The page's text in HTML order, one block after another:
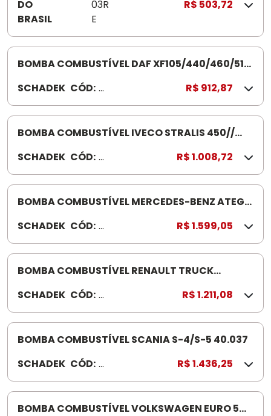
DO
BRASIL
03R
E
R$ 503,72
BOMBA COMBUSTÍVEL DAF XF105/440/460/510
SCHADEK CÓD: 4
0.
03
9
R$ 912,87
BOMBA COMBUSTÍVEL IVECO STRALIS 450//
SCHADEK CÓD: 4
0.
0
4
R$ 1.008,72
BOMBA COMBUSTÍVEL MERCEDES-BENZ ATEGO
SCHADEK CÓD: 4
0.
03
6
R$ 1.599,05
BOMBA COMBUSTÍVEL RENAULT TRUCK
SCHADEK CÓD: 4
0.
0
41
R$ 1.211,08
BOMBA COMBUSTÍVEL SCANIA S-4/S-5 40.037
SCHADEK CÓD: 4
0.
03
7
R$ 1.436,25
BOMBA COMBUSTÍVEL VOLKSWAGEN EURO 5